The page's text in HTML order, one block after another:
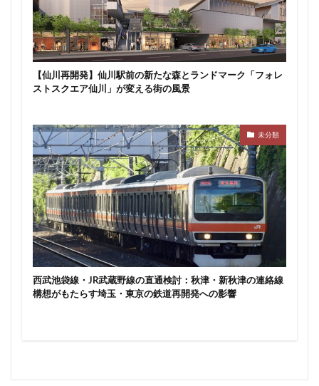
【仙川再開発】仙川駅前の新たな森とランドマーク「フォレ
ストスクエア仙川」が変える街の風景
未分類
西武池袋線・JR武蔵野線の直通検討：秋津・新秋津の連絡線
構想がもたらす埼玉・東京の鉄道再開発への影響